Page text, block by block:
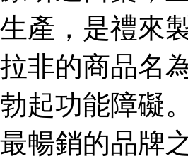
生產，是禮來
拉非的商品名
勃起功能障礙
最暢銷的品牌